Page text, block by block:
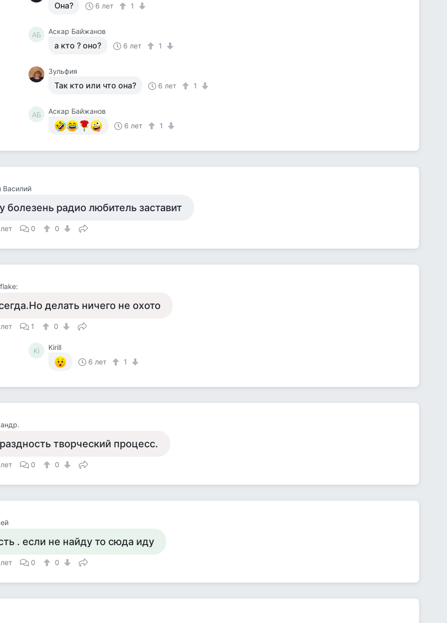
Она? 6 лет 1
АБ Аскар Байжанов
а кто ? оно? 6 лет 1
Зульфия
Так кто или что она? 6 лет 1
АБ
Аскар Байжанов
6 лет
1
Василий
болезень радио любитель заставит
0 0
делать ничего не охото
1 0
Ki
Kirill
6 лет
1
творческий процесс.
0 0
. если не найду то сюда иду
0 0